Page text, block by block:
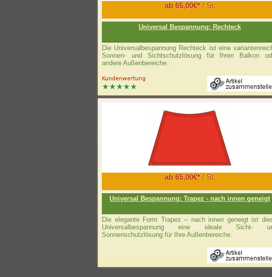
ab 65,00€*/ St.
Universal Bespannung: Rechteck
Die Universalbespannung Rechteck ist eine
Sonnen- und Sichtschutzlösung für Ihren Balkon
andere Außenbereiche.
ab 65,00€*/ St.
Universal Bespannung: Trapez - nach innen geneigt
Die elegante Form Trapez – nach innen geneigt ist
Universalbespannung eine ideale Sicht-
Sonnenschutzlösung für Ihre Außenbereiche.